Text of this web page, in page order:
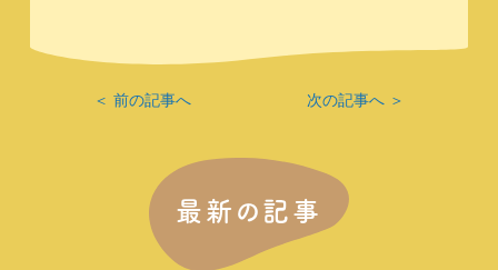
＜ 前の記事へ 次の記事へ ＞
最新の記事